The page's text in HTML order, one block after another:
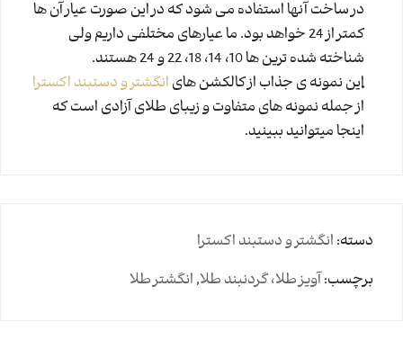
در ساخت آنها استفاده می شود که در این صورت عیار آن ها
کمتر از 24 خواهد بود. ما عیارهای مختلفی داریم ولی
شناخته شده ترین ها 10، 14، 18، 22 و 24 هستند.
این نمونه ی جذاب از کالکشن های انگشتر و دستبند اکسترا
از جمله نمونه های متفاوت و زیبای طلای آزادی است که
اینجا میتوانید ببینید.
دسته: انگشتر و دستبند اکسترا
برچسب: آویز طلا، گردنبند طلا,انگشتر طلا